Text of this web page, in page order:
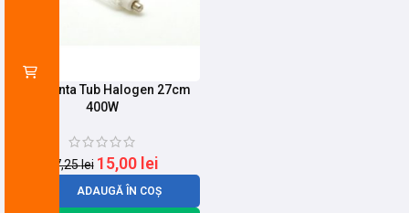
Rezistenta Tub Halogen 27cm
400W
17,25lei 15,00 lei
ADAUGĂ ÎN COȘ